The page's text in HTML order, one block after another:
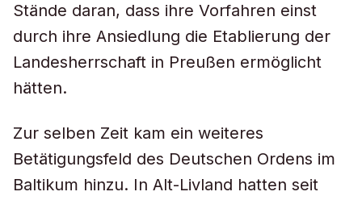
Stände daran, dass ihre Vorfahren einst
durch ihre Ansiedlung die Etablierung der
Landesherrschaft in Preußen ermöglicht
hätten.
Zur selben Zeit kam ein weiteres
Betätigungsfeld des Deutschen Ordens im
Baltikum hinzu. In Alt-Livland hatten seit